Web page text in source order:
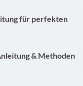
für perfekten
& Methoden